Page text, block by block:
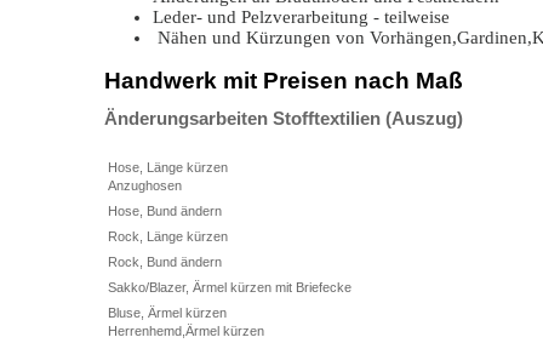
Leder- und Pelzverarbeitung - teilweise
Nähen und Kürzungen von
Handwerk mit Preisen nach Maß
Änderungsarbeiten Stofftextilien (Auszug)
Hose, Länge kürzen
Anzughosen
Hose, Bund ändern
Rock, Länge kürzen
Rock, Bund ändern
Sakko/Blazer, Ärmel kürzen mit Briefecke
Bluse, Ärmel kürzen
Herrenhemd,Ärmel kürzen